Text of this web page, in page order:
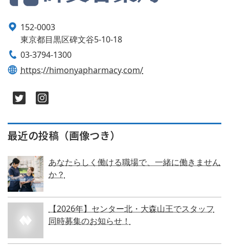
152-0003
東京都目黒区碑文谷5-10-18
03-3794-1300
https://himonyapharmacy.com/
最近の投稿（画像つき）
あなたらしく働ける職場で、一緒に働きません
か？
【2026年】センター北・大森山王でスタッフ
同時募集のお知らせ！